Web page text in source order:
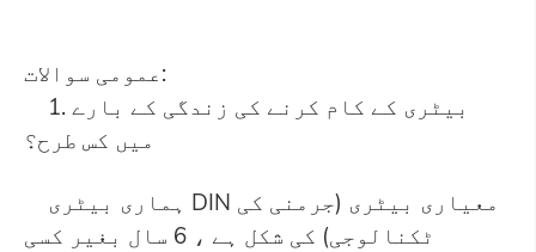
عمومی سوالات:
1. بیٹری کے کام کرنے کی زندگی کے بارے
میں کس طرح؟
ٹکنالوجی) کی شکل ہے ، 6 سال بغیر کسی